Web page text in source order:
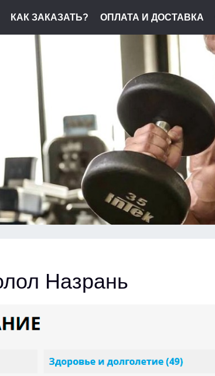
КАК ЗАКАЗАТЬ? ОПЛАТА И ДОСТАВКА
Назрань